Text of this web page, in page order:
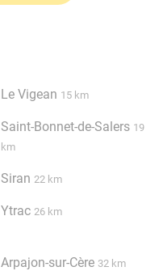
Le Vigean 15 km
Saint-Bonnet-de-Salers 19
km
Siran 22 km
Ytrac 26 km
Arpajon-sur-Cère 32 km